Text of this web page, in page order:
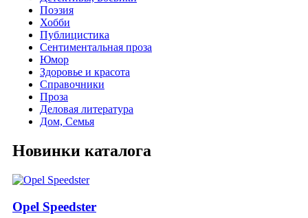
Поэзия
Хобби
Публицистика
Сентиментальная проза
Юмор
Здоровье и красота
Справочники
Проза
Деловая литература
Дом, Семья
Новинки каталога
Opel Speedster